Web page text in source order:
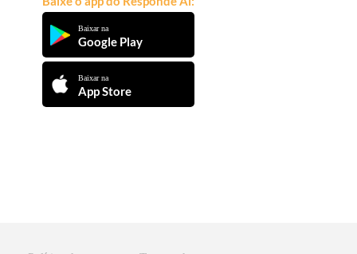
Baixar na
Google Play
Baixar na
App Store